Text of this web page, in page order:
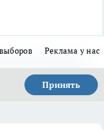
Реклама у нас
Принять